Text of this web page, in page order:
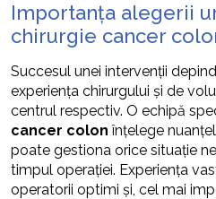
Importanța alegerii
chirurgie cancer
Succesul unei intervenții
experiența chirurgului și de
centrul respectiv. O echipă
cancer colon înțelege
poate gestiona orice situație
timpul operației. Experiența
operatorii optimi și, cel mai